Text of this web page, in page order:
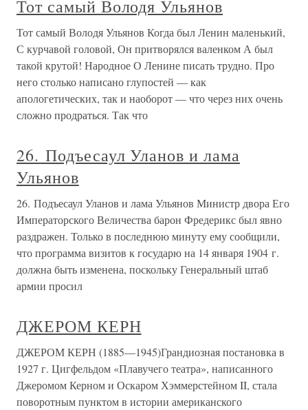
Тот самый Володя Ульянов
Тот самый Володя Ульянов Когда был Ленин маленький,
С курчавой головой, Он притворялся валенком А был
такой крутой! Народное О Ленине писать трудно. Про
него столько написано глупостей — как
апологетических, так и наоборот — что через них очень
сложно продраться. Так что
26. Подъесаул Уланов и лама
Ульянов
26. Подъесаул Уланов и лама Ульянов Министр двора Его
Императорского Величества барон Фредерикс был явно
раздражен. Только в последнюю минуту ему сообщили,
что программа визитов к государю на 14 января 1904 г.
должна быть изменена, поскольку Генеральный штаб
армии просил
ДЖЕРОМ КЕРН
ДЖЕРОМ КЕРН (1885—1945)Грандиозная постановка в
1927 г. Цигфельдом «Плавучего театра», написанного
Джеромом Керном и Оскаром Хэммерстейном II, стала
поворотным пунктом в истории американского